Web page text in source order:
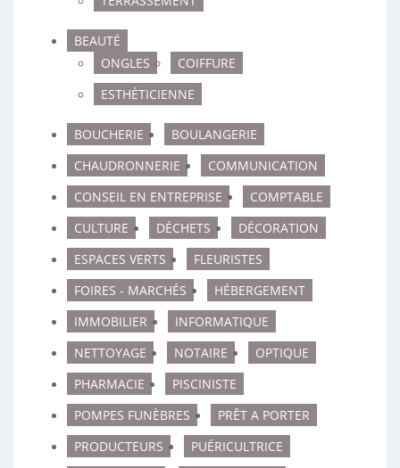
BEAUTÉ
ONGLES
COIFFURE
ESTHÉTICIENNE
BOUCHERIE
BOULANGERIE
CHAUDRONNERIE
COMMUNICATION
CONSEIL EN ENTREPRISE
COMPTABLE
CULTURE
DÉCHETS
DÉCORATION
ESPACES VERTS
FLEURISTES
FOIRES - MARCHÉS
HÉBERGEMENT
IMMOBILIER
INFORMATIQUE
NETTOYAGE
NOTAIRE
OPTIQUE
PHARMACIE
PISCINISTE
POMPES FUNÈBRES
PRÊT A PORTER
PRODUCTEURS
PUÉRICULTRICE